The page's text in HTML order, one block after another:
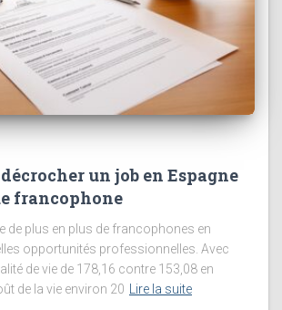
un job en Espagne
francophone
de plus en plus de francophones en
opportunités professionnelles. Avec
de vie de 178,16 contre 153,08 en
de la vie environ 20
Lire la suite